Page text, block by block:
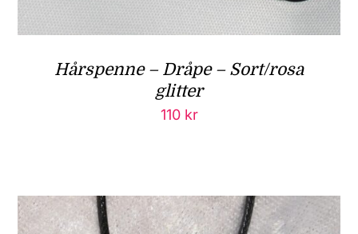
Hårspenne – Dråpe – Sort/rosa
glitter
110 kr